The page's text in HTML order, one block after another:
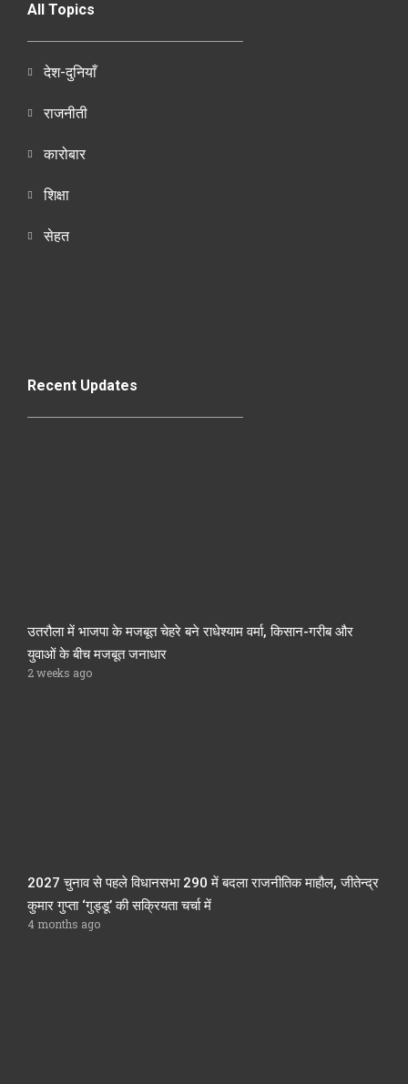
All Topics
देश-दुनियाँ
राजनीती
कारोबार
शिक्षा
सेहत
Recent Updates
उतरौला में भाजपा के मजबूत चेहरे बने राधेश्याम वर्मा, किसान-गरीब और
युवाओं के बीच मजबूत जनाधार
2 weeks ago
2027 चुनाव से पहले विधानसभा 290 में बदला राजनीतिक माहौल, जीतेन्द्र
कुमार गुप्ता ‘गुड्डू’ की सक्रियता चर्चा में
4 months ago